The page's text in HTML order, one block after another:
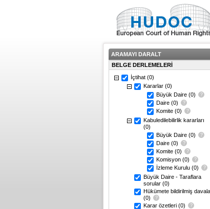
ARAMAYI DARALT
BELGE DERLEMELERİ
İçtihat (0)
Kararlar (0)
Büyük Daire (0)
Daire (0)
Komite (0)
Kabuledilebilirlik kararları
(0)
Büyük Daire (0)
Daire (0)
Komite (0)
Komisyon (0)
İzleme Kurulu (0)
Büyük Daire - Taraflara
sorular (0)
Hükümete bildirilmiş
(0)
Karar özetleri (0)